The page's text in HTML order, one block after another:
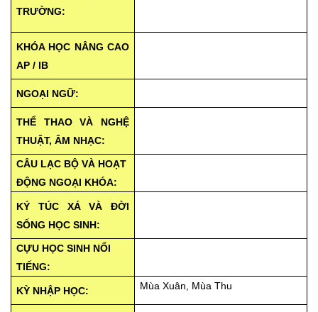
TRƯỜNG:
KHÓA HỌC NÂNG CAO
AP / IB
NGOẠI NGỮ:
THỂ THAO VÀ NGHỆ
THUẬT, ÂM NHẠC:
CÂU LẠC BỘ VÀ HOẠT
ĐỘNG NGOẠI KHÓA:
KÝ TÚC XÁ VÀ ĐỜI
SỐNG HỌC SINH:
CỰU HỌC SINH NỔI
TIẾNG:
KỲ NHẬP HỌC: Mùa Xuân, Mùa Thu